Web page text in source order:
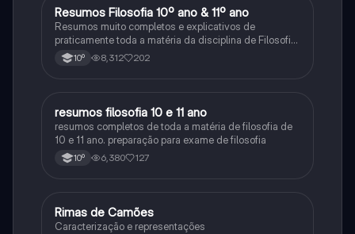
Filosofia
Resumos Filosofia 10º ano & 11º ano
Resumos muito completos e explicativos de
praticamente toda a matéria da disciplina de Filosofia
10º 8,312 202
Filosofia
resumos filosofia 10 e 11 ano
resumos completos de toda a matéria de filosofia de
10 e 11 ano. preparação para exame de filosofia
10º 6,380 127
Português
Rimas de Camões
Caracterização e representações